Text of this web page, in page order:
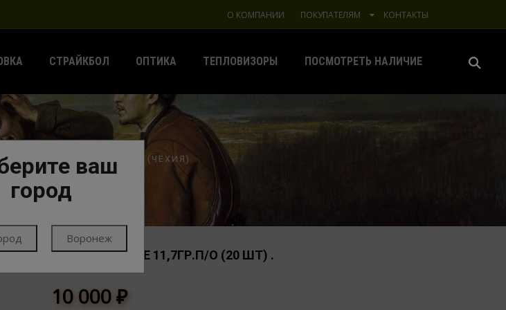
О КОМПАНИИ ПОКУПАТЕЛЯМ КОНТАКТЫ
СТРАЙКБОЛ ОПТИКА ТЕПЛОВИЗОРЫ ПОСМОТРЕТЬ НАЛИЧИЕ
ваш
город
Воронеж
SB (ЧЕХИЯ)
SB 308 WIN SPCE 11,7ГР.П/О (20 ШТ) .
10 000₽